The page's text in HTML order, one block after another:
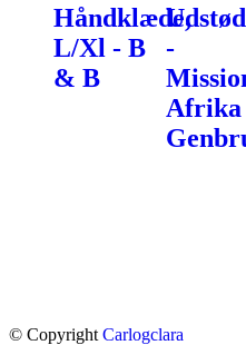
Håndklæde,
L/Xl - B
& B
-
Afrika
© Copyright Carlogclara